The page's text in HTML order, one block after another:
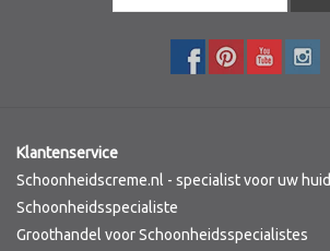
Pascaud
Fusion Meso
Klantenservice
Schoonheidscreme.nl - specialist voor uw huid
Schoonheidsspecialiste
Groothandel voor Schoonheidsspecialistes